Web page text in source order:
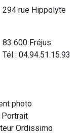
photo
Portrait
Ordissimo